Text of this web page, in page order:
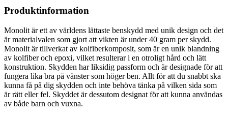
Produktinformation
Monolit är ett av världens lättaste benskydd med unik design och det
är materialvalen som gjort att vikten är under 40 gram per skydd.
Monolit är tillverkat av kolfiberkomposit, som är en unik blandning
av kolfiber och epoxi, vilket resulterar i en otroligt hård och lätt
konstruktion. Skydden har liksidig passform och är designade för att
fungera lika bra på vänster som höger ben. Allt för att du snabbt ska
kunna få på dig skydden och inte behöva tänka på vilken sida som
är rätt eller fel. Skyddet är dessutom designat för att kunna användas
av både barn och vuxna.